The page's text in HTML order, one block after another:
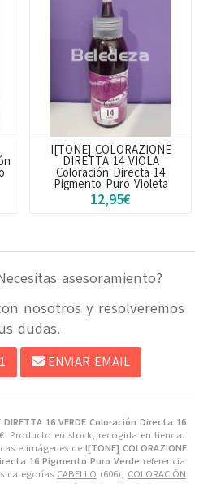
DIRETTA 16 VERDE Coloración Directa 16
€. Producto en stock, recogida en tienda.
e imágenes de I[TONE] COLORAZIONE
16 Pigmento Puro Verde referencia
categorías CABELLO (606), COLORACIÓN
I[TONE] COLORAZIONE
DIRETTA 14 VIOLA
Coloración Directa 14
Pigmento Puro Violeta
12,95€
asesoramiento?
nosotros y resolveremos
dudas.
ENVIAR EMAIL